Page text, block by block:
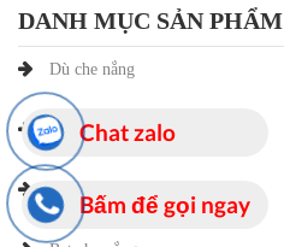
DANH MỤC SẢN PHẨM
Dù che nắng
Mái che đẹp
Bạt giá rẻ
Bấm để gọi ngay
Chat zalo